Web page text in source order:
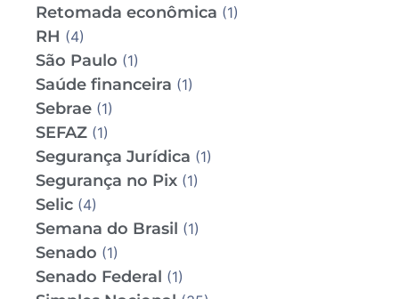
Retomada econômica (1)
RH (4)
São Paulo (1)
Saúde financeira (1)
Sebrae (1)
SEFAZ (1)
Segurança Jurídica (1)
Segurança no Pix (1)
Selic (4)
Semana do Brasil (1)
Senado (1)
Senado Federal (1)